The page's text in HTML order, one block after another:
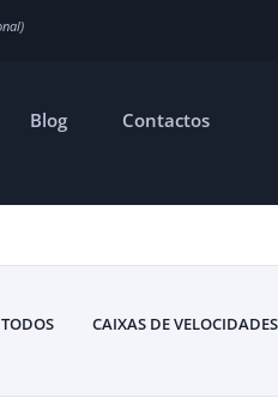
Blog Contactos
TODOS CAIXAS DE VELOCIDADES